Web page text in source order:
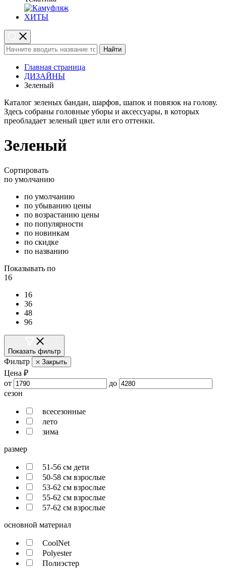
ХИТЫ
Найти
Главная страница
ДИЗАЙНЫ
Зеленый
Каталог зеленых бандан, шарфов, шапок и повязок на голову.
Здесь собраны головные уборы и аксессуары, в которых
преобладает зеленый цвет или его оттенки.
Зеленый
Сортировать
по умолчанию
по умолчанию
по убыванию цены
по возрастанию цены
по популярности
по новинкам
по скидке
по названию
Показывать по
16
16
36
48
96
Показать фильтр
Фильтр Закрыть
Цена ₽
от
до
сезон
всесезонные
лето
зима
размер
51-56 см дети
50-58 см взрослые
53-62 см взрослые
55-62 см взрослые
57-62 см взрослые
основной материал
CoolNet
Polyester
Полиэстер